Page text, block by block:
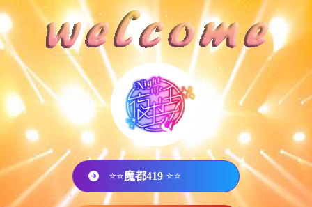
⭐⭐魔都419 ⭐⭐